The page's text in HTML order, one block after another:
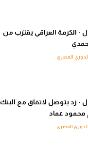
- الكرمة العراقي يقترب من
المصري
- زد يتوصل لاتفاق مع البنك
محمود عماد
الدوري المصري